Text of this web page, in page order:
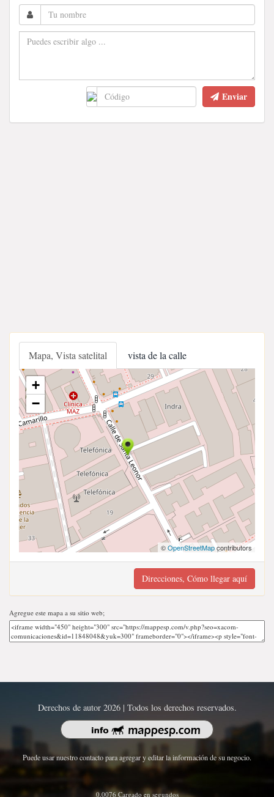
Enviar
Mapa, Vista satelital vista de la calle
+
−
©OpenStreetMapcontributors
Direcciones, Cómo llegar aquí
Agregue este mapa a su sitio web;
Derechos de autor 2026 | Todos los derechos reservados.
Puede usar nuestro contacto para agregar y editar la información de su negocio.
0.0076 Cargado en segundos